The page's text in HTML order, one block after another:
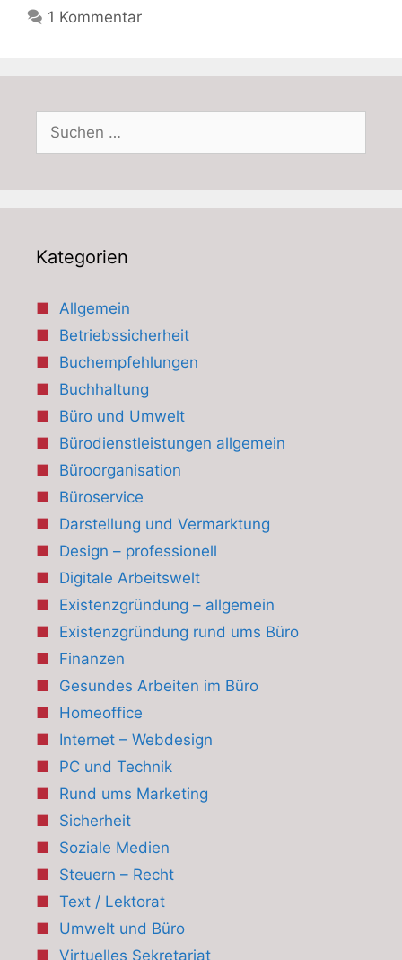
1 Kommentar
Suchen
nach:
Kategorien
Allgemein
Betriebssicherheit
Buchempfehlungen
Buchhaltung
Büro und Umwelt
Bürodienstleistungen allgemein
Büroorganisation
Büroservice
Darstellung und Vermarktung
Design – professionell
Digitale Arbeitswelt
Existenzgründung – allgemein
Existenzgründung rund ums Büro
Finanzen
Gesundes Arbeiten im Büro
Homeoffice
Internet – Webdesign
PC und Technik
Rund ums Marketing
Sicherheit
Soziale Medien
Steuern – Recht
Text / Lektorat
Umwelt und Büro
Virtuelles Sekretariat